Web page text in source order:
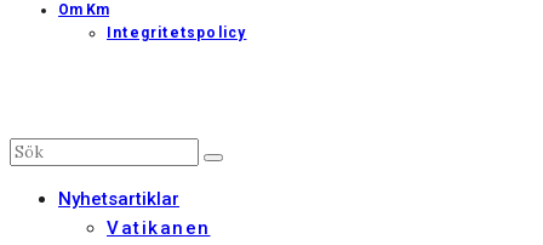
Om Km
Integritetspolicy
Nyhetsartiklar
Vatikanen